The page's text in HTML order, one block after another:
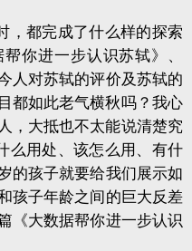
，都完成了什么样的探索
你进一步认识苏轼》、
人对苏轼的评价及苏轼的
如此老气横秋吗？我心
大抵也不太能说清楚究
么用处、该怎么用、有什
的孩子就要给我们展示如
孩子年龄之间的巨大反差
《大数据帮你进一步认识